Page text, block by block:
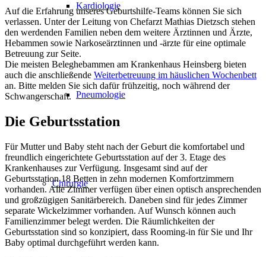
Kardiologie
Pneumologie
Chirurgie
Auf die Erfahrung unseres Geburtshilfe-Teams können Sie sich
verlassen. Unter der Leitung von Chefarzt Mathias Dietzsch stehen
den werdenden Familien neben dem weitere Ärztinnen und Ärzte,
Hebammen sowie Narkoseärztinnen und -ärzte für eine optimale
Betreuung zur Seite.
Die meisten Beleghebammen am Krankenhaus Heinsberg bieten
auch die anschließende Weiterbetreuung im häuslichen Wochenbett
an. Bitte melden Sie sich dafür frühzeitig, noch während der
Schwangerschaft.
Die Geburtsstation
Für Mutter und Baby steht nach der Geburt die komfortabel und
freundlich eingerichtete Geburtsstation auf der 3. Etage des
Krankenhauses zur Verfügung. Insgesamt sind auf der
Geburtsstation 18 Betten in zehn modernen Komfortzimmern
vorhanden. Alle Zimmer verfügen über einen optisch ansprechenden
und großzügigen Sanitärbereich. Daneben sind für jedes Zimmer
separate Wickelzimmer vorhanden. Auf Wunsch können auch
Familienzimmer belegt werden. Die Räumlichkeiten der
Geburtsstation sind so konzipiert, dass Rooming-in für Sie und Ihr
Baby optimal durchgeführt werden kann.